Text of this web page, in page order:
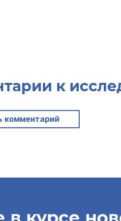
к
комментарий